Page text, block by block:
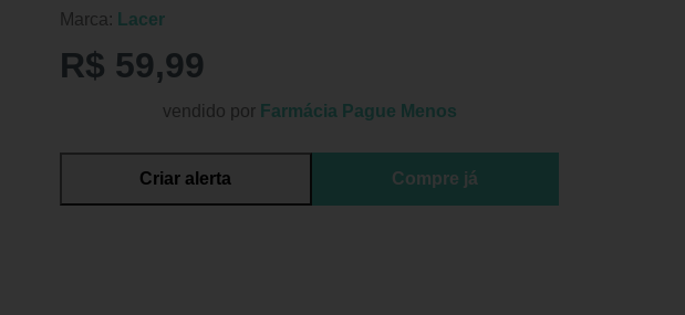
Marca: Lacer
R$ 59,99
vendido por Farmácia Pague Menos
Criar alerta Compre já